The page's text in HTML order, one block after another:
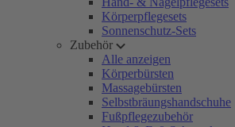
Körperpflegesets
Sonnenschutz-Sets
Zubehör
Alle anzeigen
Körperbürsten
Massagebürsten
Selbstbräungshandschuhe
Fußpflegezubehör